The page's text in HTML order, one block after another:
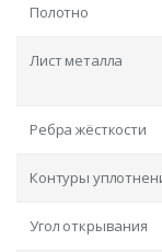
Полотно
Лист металла
Ребра жёсткости
Контуры
Угол открывания